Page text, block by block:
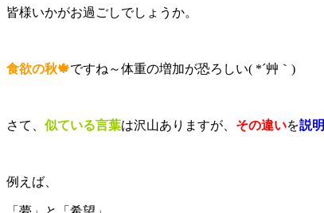
皆様いかがお過ごしでしょうか。
食欲の秋🍁ですね～体重の増加が恐ろしい( *´艸｀)
さて、 似ている言葉は沢山ありますが、 その違いを説明
例えば、